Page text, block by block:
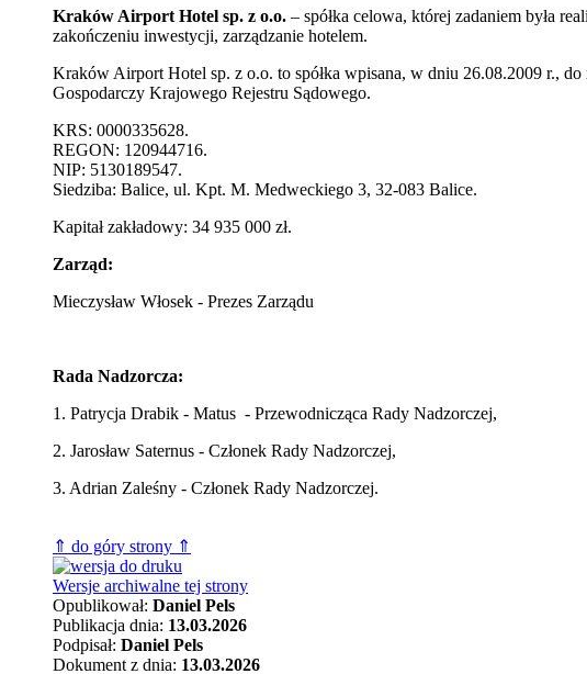
Kraków Airport Hotel sp. z o.o. – spółka celowa, której zadaniem była
zakończeniu inwestycji, zarządzanie hotelem.
Kraków Airport Hotel sp. z o.o. to spółka wpisana, w dniu 26.08.2009 r.,
Gospodarczy Krajowego Rejestru Sądowego.
KRS: 0000335628.
REGON: 120944716.
NIP: 5130189547.
Siedziba: Balice, ul. Kpt. M. Medweckiego 3, 32-083 Balice.
Kapitał zakładowy: 34 935 000 zł.
Zarząd:
Mieczysław Włosek - Prezes Zarządu
Rada Nadzorcza:
1. Patrycja Drabik - Matus - Przewodnicząca Rady Nadzorczej,
2. Jarosław Saternus - Członek Rady Nadzorczej,
3. Adrian Zaleśny - Członek Rady Nadzorczej.
⇑ do góry strony ⇑
Wersje archiwalne tej strony
Opublikował: Daniel Pels
Publikacja dnia: 13.03.2026
Podpisał: Daniel Pels
Dokument z dnia: 13.03.2026